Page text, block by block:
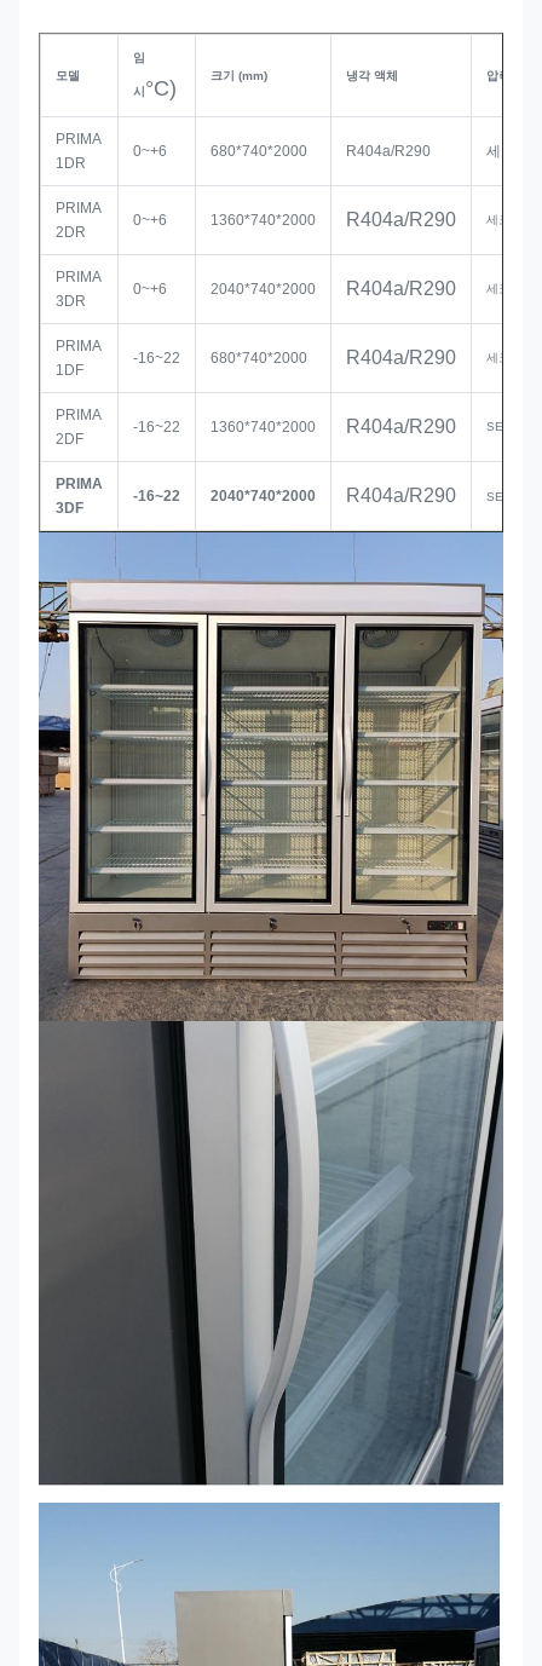
모델
임
시 °C)
크기 (mm) 냉각 액체 압축기
PRIMA
1DR
0~+6 680*740*2000 R404a/R290 세코프
PRIMA
2DR
0~+6 1360*740*2000 R404a/R290 세코프
PRIMA
3DR
0~+6 2040*740*2000 R404a/R290 세코프
PRIMA
1DF
-16~22 680*740*2000 R404a/R290 세코프
PRIMA
2DF
-16~22 1360*740*2000 R404a/R290 SECOP
PRIMA
3DF
-16~22 2040*740*2000 R404a/R290 SECOP